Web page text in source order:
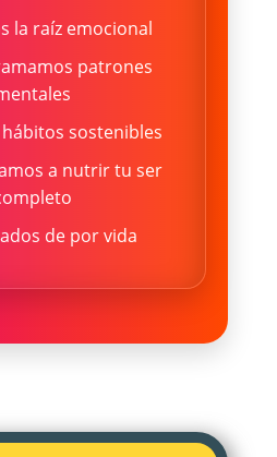
la raíz emocional
patrones
sostenibles
a nutrir tu ser
de por vida